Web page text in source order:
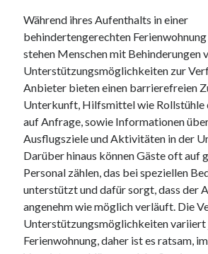
Während ihres Aufenthalts in einer
behindertengerechten
stehen Menschen mit Behinderungen
Unterstützungsmöglichkeiten zur
Anbieter bieten einen barrierefreien
Unterkunft, Hilfsmittel wie Rollstühle
auf Anfrage, sowie Informationen
Ausflugsziele und Aktivitäten in der
Darüber hinaus können Gäste oft auf
Personal zählen, das bei speziellen
unterstützt und dafür sorgt, dass der
angenehm wie möglich verläuft. Die
Unterstützungsmöglichkeiten variiert
Ferienwohnung, daher ist es ratsam,